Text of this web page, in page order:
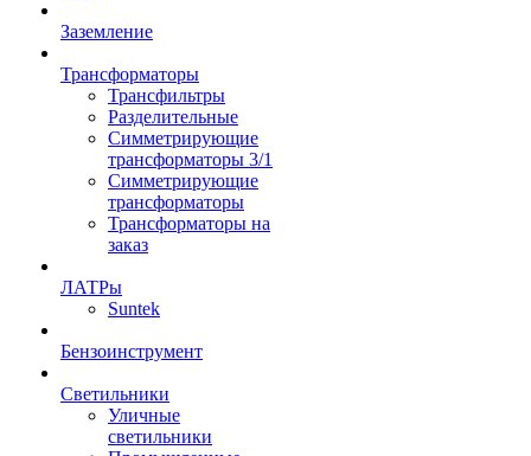
Заземление
Трансформаторы
Трансфильтры
Разделительные
Симметрирующие
трансформаторы 3/1
Симметрирующие
трансформаторы
Трансформаторы на
заказ
ЛАТРы
Suntek
Бензоинструмент
Светильники
Уличные
светильники